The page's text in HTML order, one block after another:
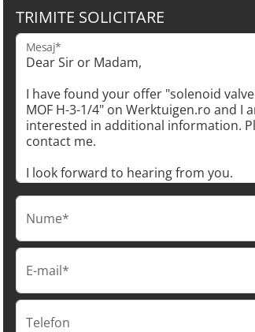
TRIMITE SOLICITARE
Mesaj*
Nume*
E-mail*
Telefon